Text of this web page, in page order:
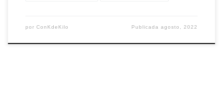
por ConKdeKilo Publicadaagosto, 2022